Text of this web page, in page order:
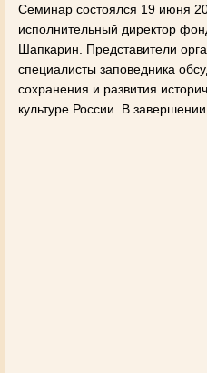
Семинар состоялся 19 июня
исполнительный директор
Шапкарин. Представители
специалисты заповедника
сохранения и развития
культуре России. В